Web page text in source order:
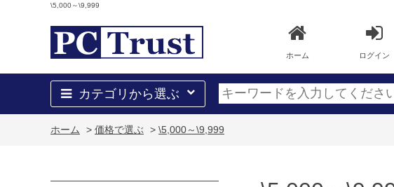
\5,000～\9,999
ホーム ログイン
カテゴリから選ぶ
ホーム > 価格で選ぶ > \5,000～\9,999